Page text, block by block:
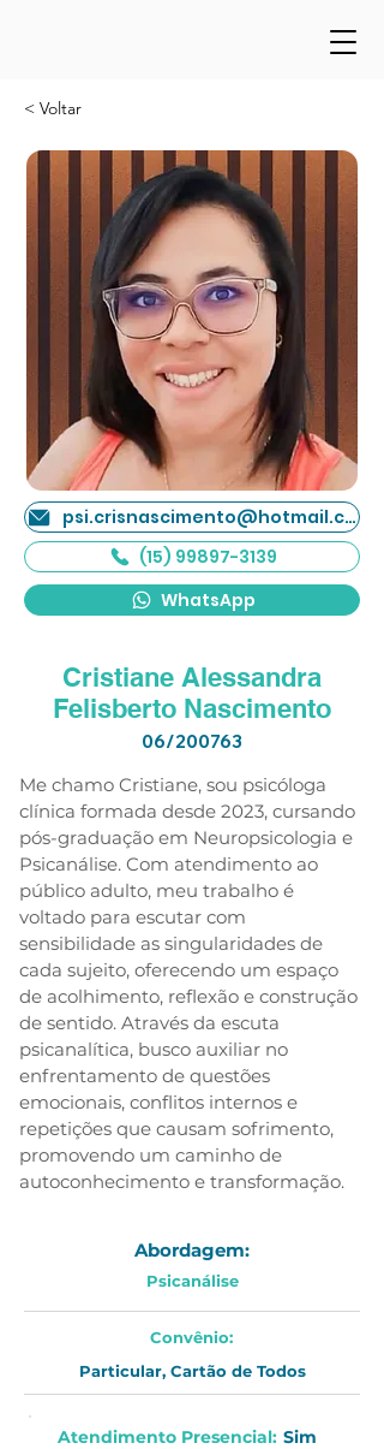
< Voltar
psi.crisnascimento@hotmail.com
(15) 99897-3139
WhatsApp
Cristiane Alessandra
Felisberto Nascimento
06/200763
Me chamo Cristiane, sou psicóloga
clínica formada desde 2023, cursando
pós-graduação em Neuropsicologia e
Psicanálise. Com atendimento ao
público adulto, meu trabalho é
voltado para escutar com
sensibilidade as singularidades de
cada sujeito, oferecendo um espaço
de acolhimento, reflexão e construção
de sentido. Através da escuta
psicanalítica, busco auxiliar no
enfrentamento de questões
emocionais, conflitos internos e
repetições que causam sofrimento,
promovendo um caminho de
autoconhecimento e transformação.
Abordagem:
Psicanálise
Convênio:
Particular, Cartão de Todos
Atendimento Presencial: Sim